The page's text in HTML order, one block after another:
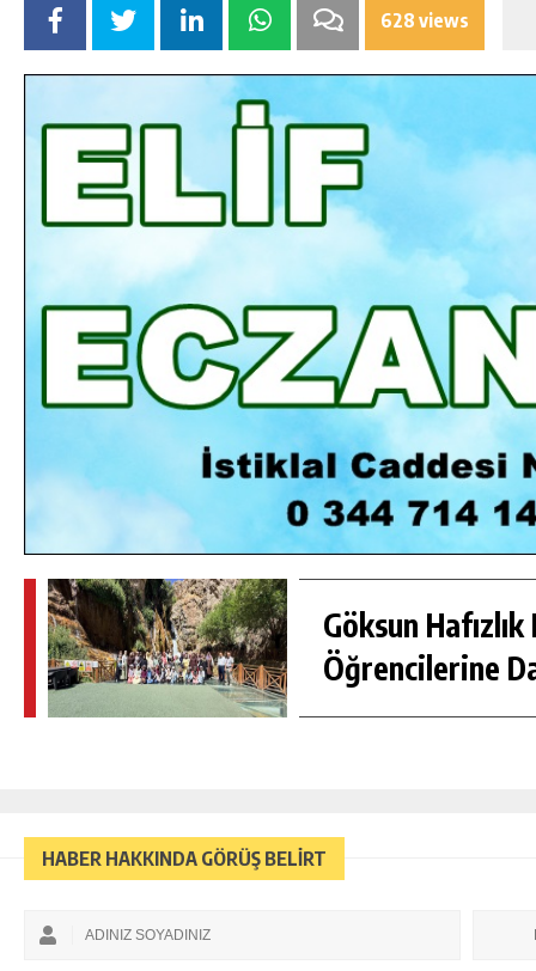
628 views
Göksun Hafızlık
Öğrencilerine
HABER HAKKINDA GÖRÜŞ BELİRT
GÜNLÜK HABER AKIŞI
GÖKSUN HAFIZLIK KIZ KUR’AN KURSU
ÖĞRENCILERINE DARENDE GEZISI.